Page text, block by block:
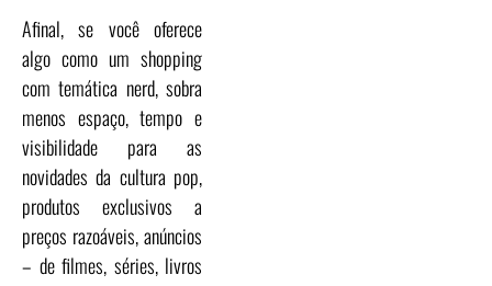
Afinal, se você oferece
algo como um shopping
com temática nerd, sobra
menos espaço, tempo e
visibilidade para as
novidades da cultura pop,
produtos exclusivos a
preços razoáveis, anúncios
– de filmes, séries, livros